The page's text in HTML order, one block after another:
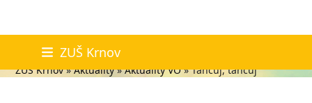
content
ZUŠ Krnov
Aktuality
ZUŠ Krnov»Aktuality»Aktuality VO»Tancuj, tancuj